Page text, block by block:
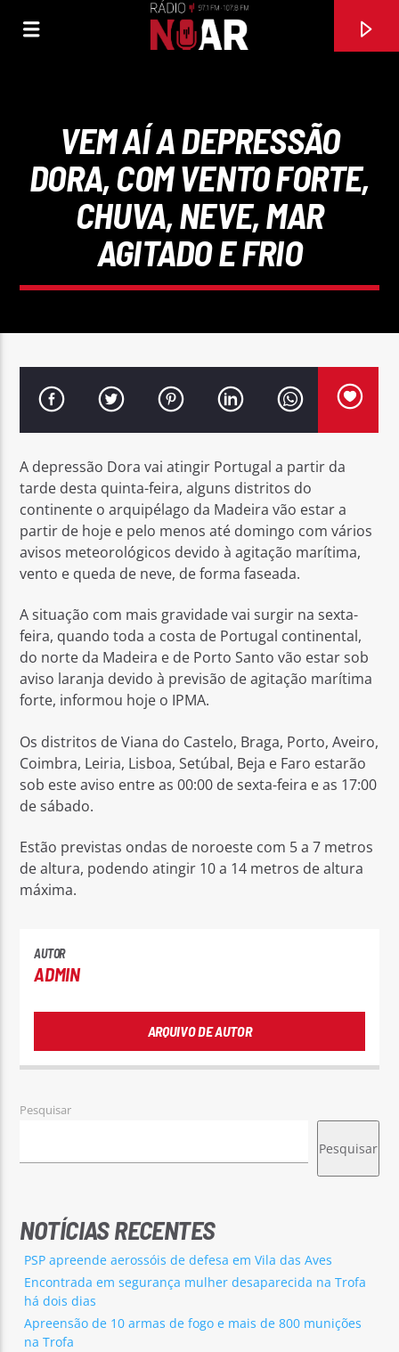
FAIXA ATUAL
97.1FM E 107.8 FM
RÁDIO NOAR
Rádio No ar
VEM AÍ A DEPRESSÃO
DORA, COM VENTO FORTE,
CHUVA, NEVE, MAR
AGITADO E FRIO
A depressão Dora vai atingir Portugal a partir da
tarde desta quinta-feira, alguns distritos do
continente o arquipélago da Madeira vão estar a
partir de hoje e pelo menos até domingo com vários
avisos meteorológicos devido à agitação marítima,
vento e queda de neve, de forma faseada.
A situação com mais gravidade vai surgir na sexta-
feira, quando toda a costa de Portugal continental,
do norte da Madeira e de Porto Santo vão estar sob
aviso laranja devido à previsão de agitação marítima
forte, informou hoje o IPMA.
Os distritos de Viana do Castelo, Braga, Porto, Aveiro,
Coimbra, Leiria, Lisboa, Setúbal, Beja e Faro estarão
sob este aviso entre as 00:00 de sexta-feira e as 17:00
de sábado.
Estão previstas ondas de noroeste com 5 a 7 metros
de altura, podendo atingir 10 a 14 metros de altura
máxima.
AUTOR
ADMIN
ARQUIVO DE AUTOR
Pesquisar
Pesquisar
NOTÍCIAS RECENTES
PSP apreende aerossóis de defesa em Vila das Aves
Encontrada em segurança mulher desaparecida na Trofa
há dois dias
Apreensão de 10 armas de fogo e mais de 800 munições
na Trofa